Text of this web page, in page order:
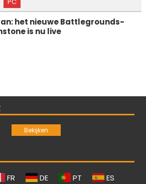
het nieuwe Battlegrounds-
is nu live
FR DE PT ES